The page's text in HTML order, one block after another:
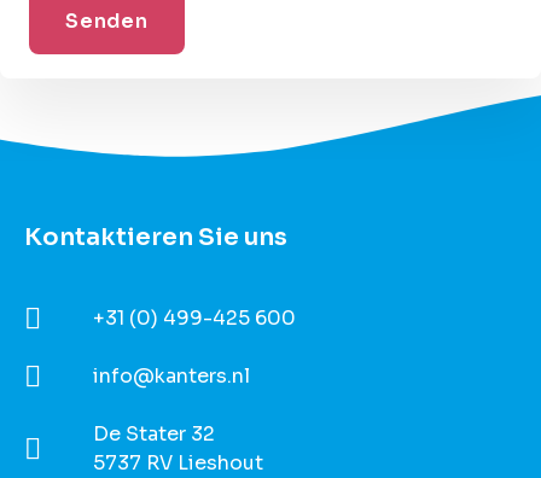
Kontaktieren Sie uns
+31 (0) 499-425 600
info@kanters.nl
De Stater 32
5737 RV Lieshout